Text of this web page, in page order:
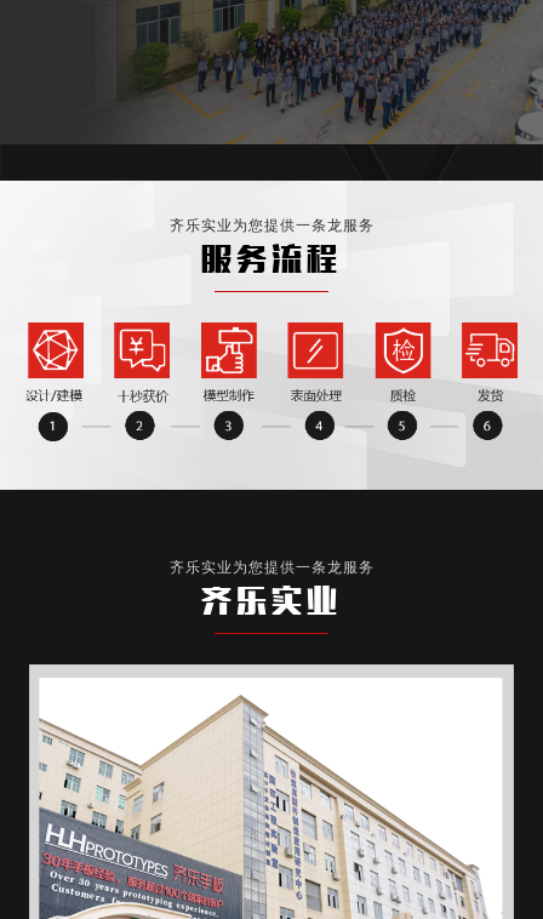
齐乐实业为您提供一条龙服务
服务流程
齐乐实业为您提供一条龙服务
齐乐实业